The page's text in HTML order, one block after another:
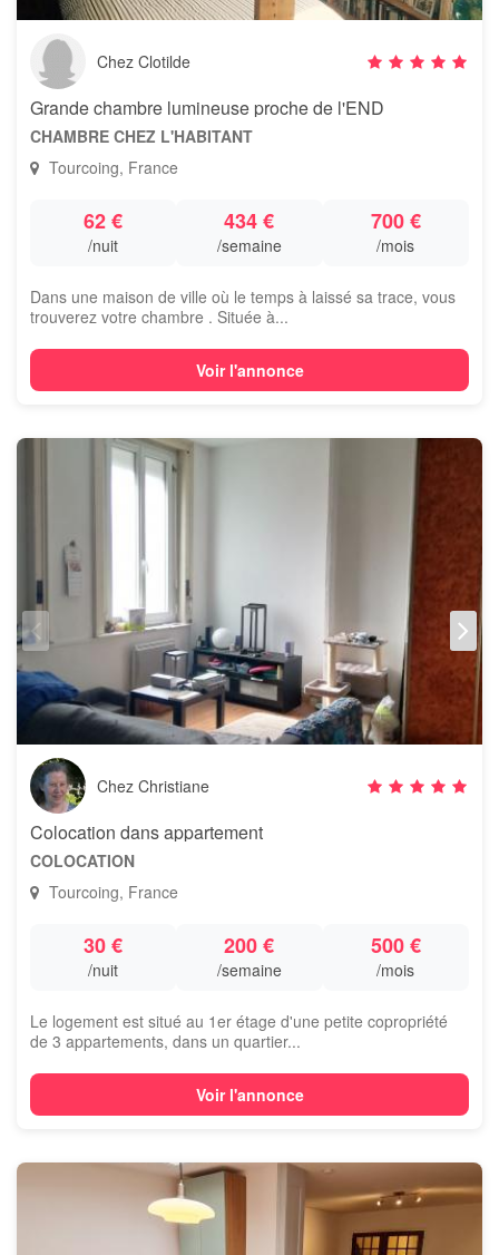
Chez Clotilde
Grande chambre lumineuse proche de l'END
CHAMBRE CHEZ L'HABITANT
Tourcoing, France
62 €
/nuit
434 €
/semaine
700 €
/mois
Dans une maison de ville où le temps à laissé sa trace, vous
trouverez votre chambre . Située à...
Voir l'annonce
Chez Christiane
Colocation dans appartement
COLOCATION
Tourcoing, France
30 €
/nuit
200 €
/semaine
500 €
/mois
Le logement est situé au 1er étage d'une petite copropriété
de 3 appartements, dans un quartier...
Voir l'annonce